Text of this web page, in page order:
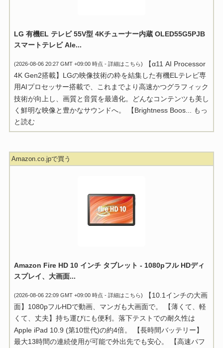
LG 有機EL テレビ 55V型 4Kチューナー内蔵 OLED55G5PJB
スマートテレビ Ale...
(2026-08-06 20:27 GMT +09:00 時点 - 詳細はこちら)
【α11 AI Processor
4K Gen2搭載】LGの映像技術の粋を結集した有機ELテレビ専
用AIプロセッサー搭載で、これまでより高速かつグラフィック
技術が向上し、画質と音質を最適化。どんなコンテンツも美し
く鮮明な映像と豊かなサウンドへ。 【Brightness Boos...
もっ
と読む
Amazon.co.jpで買う
Amazon Fire HD 10 インチ タブレット - 1080pフル HDディ
スプレイ、大画面...
(2026-08-06 22:09 GMT +09:00 時点 - 詳細はこちら)
【10.1インチの大画
面】1080pフルHDで動画、マンガも大画面で。 【薄くて、軽
くて、丈夫】持ち運びにも便利。落下テストでの耐久性は
Apple iPad 10.9 (第10世代)の約4倍。 【長時間バッテリー】
最大13時間の連続使用が可能で外出先でも安心。 【高速パフ